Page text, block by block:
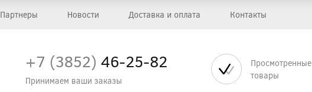
Партнеры Новости Доставка и оплата Контакты
+7 (3852) 46-25-82
Принимаем ваши заказы
Просмотренные
товары